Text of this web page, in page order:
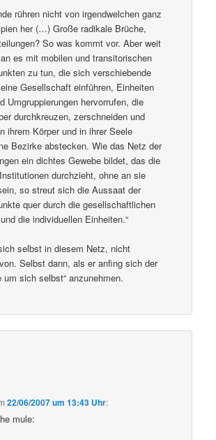
rühren nicht von irgendwelchen ganz
her (…) Große radikale Brüche,
So was kommt vor. Aber weit
es mit mobilen und transitorischen
zu tun, die sich verschiebende
Gesellschaft einführen, Einheiten
Umgruppierungen hervorrufen, die
durchkreuzen, zerschneiden und
ihrem Körper und in ihrer Seele
Bezirke abstecken. Wie das Netz der
ein dichtes Gewebe bildet, das die
durchzieht, ohne an sie
so streut sich die Aussaat der
quer durch die gesellschaftlichen
die individuellen Einheiten.“
selbst in diesem Netz, nicht
Selbst dann, als er anfing sich der
um sich selbst“ anzunehmen.
22/06/2007 um 13:43 Uhr:
mule: